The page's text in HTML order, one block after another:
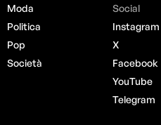
Moda
Politica
Pop
Società
Social
Instagram
X
Facebook
YouTube
Telegram